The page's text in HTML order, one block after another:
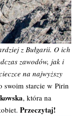
z Bułgarii. O ich
zawodów, jak i
na najwyższy
swoim starcie w Pirin
, która na
Przeczytaj!